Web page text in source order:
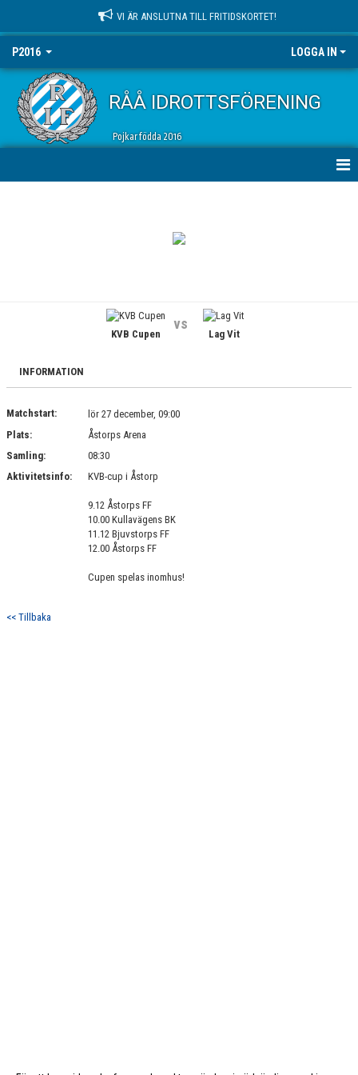
VI ÄR ANSLUTNA TILL FRITIDSKORTET!
P2016 LOGGA IN
RÅÅ IDROTTSFÖRENING
Pojkar födda 2016
BILDGALLERI
KONTAKT
KVB Cupen
vs
Lag Vit
INFORMATION
Matchstart:
lör 27 december, 09:00
Plats:
Åstorps Arena
Samling:
08:30
Aktivitetsinfo:
KVB-cup i Åstorp
9.12 Åstorps FF
10.00 Kullavägens BK
11.12 Bjuvstorps FF
12.00 Åstorps FF
Cupen spelas inomhus!
<< Tillbaka